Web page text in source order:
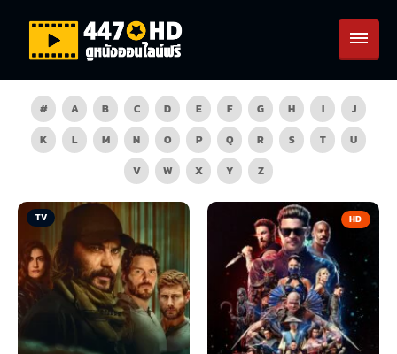
# A B C D E F G H I
J
K
L M N O P Q R S T
U
V
W X Y Z
TV HD